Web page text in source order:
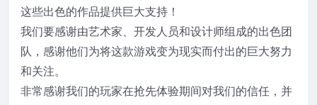
这些出色的作品提供巨大支持！
我们要感谢由艺术家、开发人员和设计师组成的出色团
队，感谢他们为将这款游戏变为现实而付出的巨大努力
和关注。
非常感谢我们的玩家在抢先体验期间对我们的信任，并